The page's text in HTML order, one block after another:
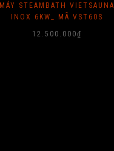
MÁY STEAMBATH VIETSAUNA
INOX 6KW_ MÃ VST60S
12.500.000₫